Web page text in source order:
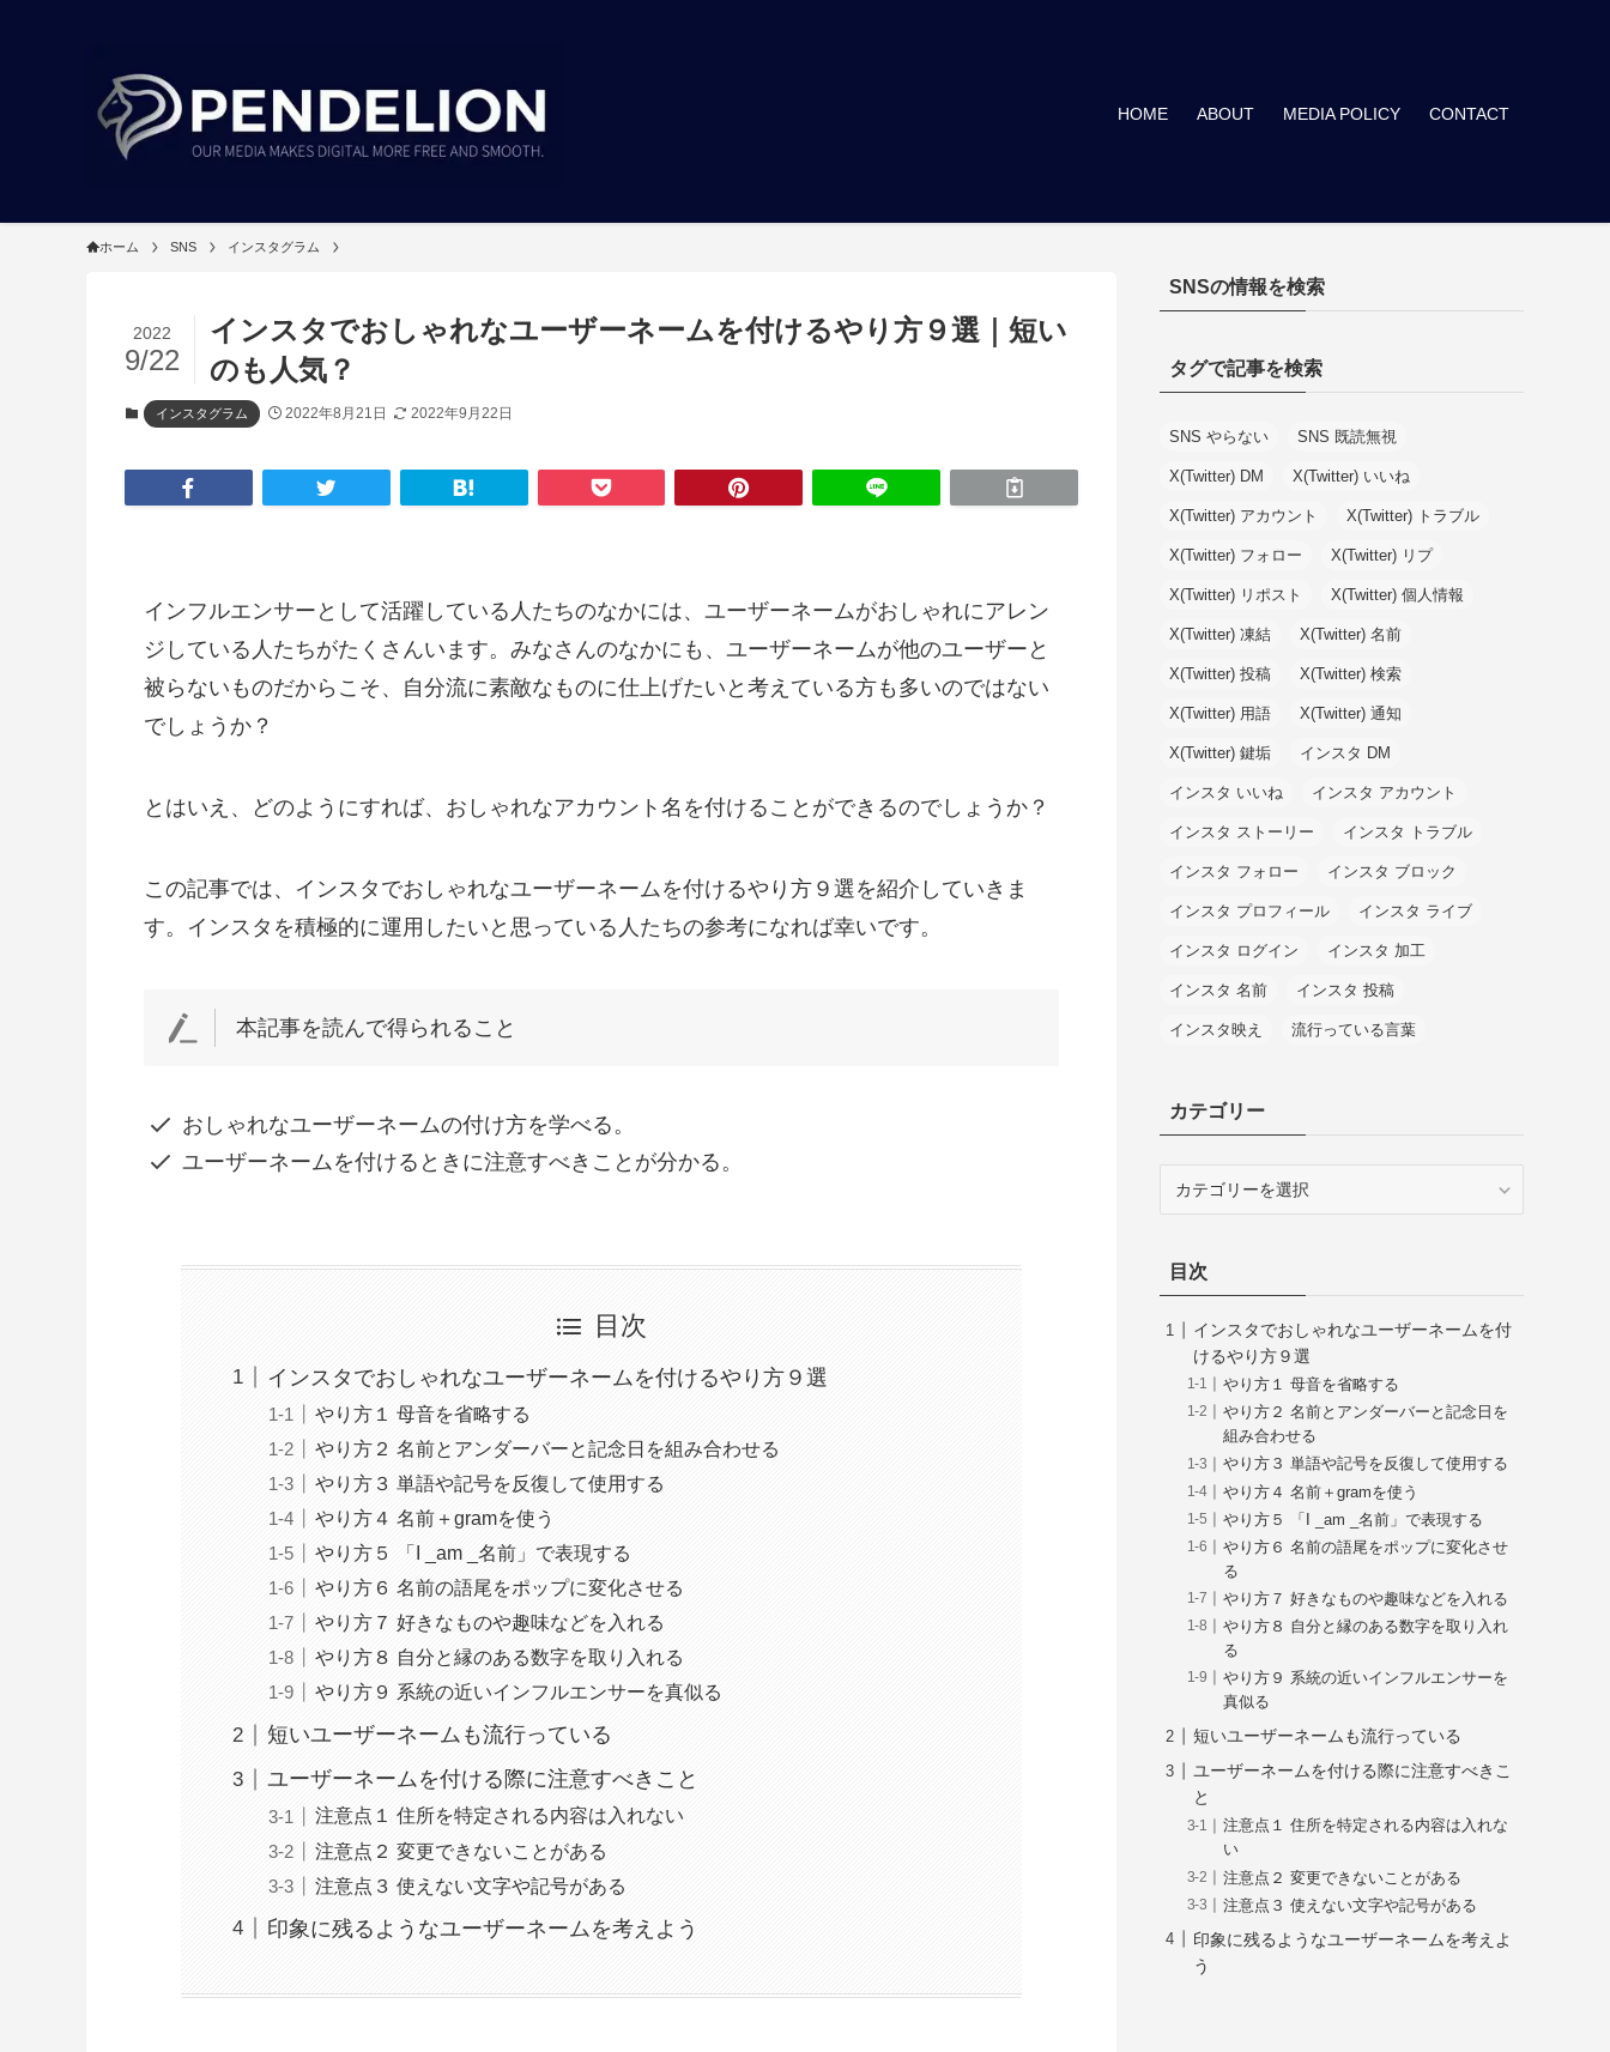
HOME ABOUT MEDIA POLICY CONTACT
ホーム SNS インスタグラム
インスタでおしゃれなユーザーネームを付けるやり方９選｜短い
のも人気？
2022
9/22
インスタグラム 2022年8月21日 2022年9月22日
インフルエンサーとして活躍している人たちのなかには、ユーザーネームがおしゃれにアレン
ジしている人たちがたくさんいます。みなさんのなかにも、ユーザーネームが他のユーザーと
被らないものだからこそ、自分流に素敵なものに仕上げたいと考えている方も多いのではない
でしょうか？
とはいえ、どのようにすれば、おしゃれなアカウント名を付けることができるのでしょうか？
この記事では、インスタでおしゃれなユーザーネームを付けるやり方９選を紹介していきま
す。インスタを積極的に運用したいと思っている人たちの参考になれば幸いです。
本記事を読んで得られること
おしゃれなユーザーネームの付け方を学べる。
ユーザーネームを付けるときに注意すべきことが分かる。
目次
インスタでおしゃれなユーザーネームを付けるやり方９選
やり方１ 母音を省略する
やり方２ 名前とアンダーバーと記念日を組み合わせる
やり方３ 単語や記号を反復して使用する
やり方４ 名前＋gramを使う
やり方５ 「I _am _名前」で表現する
やり方６ 名前の語尾をポップに変化させる
やり方７ 好きなものや趣味などを入れる
やり方８ 自分と縁のある数字を取り入れる
やり方９ 系統の近いインフルエンサーを真似る
短いユーザーネームも流行っている
ユーザーネームを付ける際に注意すべきこと
注意点１ 住所を特定される内容は入れない
注意点２ 変更できないことがある
注意点３ 使えない文字や記号がある
印象に残るようなユーザーネームを考えよう
SNSの情報を検索
タグで記事を検索
SNS やらない SNS 既読無視
X(Twitter) DM X(Twitter) いいね
X(Twitter) アカウント X(Twitter) トラブル
X(Twitter) フォロー X(Twitter) リプ
X(Twitter) リポスト X(Twitter) 個人情報
X(Twitter) 凍結 X(Twitter) 名前
X(Twitter) 投稿 X(Twitter) 検索
X(Twitter) 用語 X(Twitter) 通知
X(Twitter) 鍵垢 インスタ DM
インスタ いいね インスタ アカウント
インスタ ストーリー インスタ トラブル
インスタ フォロー インスタ ブロック
インスタ プロフィール インスタ ライブ
インスタ ログイン インスタ 加工
インスタ 名前 インスタ 投稿
インスタ映え 流行っている言葉
カテゴリー
ー目次
インスタでおしゃれなユーザーネームを付
けるやり方９選
やり方１ 母音を省略する
やり方２ 名前とアンダーバーと記念日を
組み合わせる
やり方３ 単語や記号を反復して使用する
やり方４ 名前＋gramを使う
やり方５ 「I _am _名前」で表現する
やり方６ 名前の語尾をポップに変化させ
る
やり方７ 好きなものや趣味などを入れる
やり方８ 自分と縁のある数字を取り入れ
る
やり方９ 系統の近いインフルエンサーを
真似る
短いユーザーネームも流行っている
ユーザーネームを付ける際に注意すべきこ
と
注意点１ 住所を特定される内容は入れな
い
注意点２ 変更できないことがある
注意点３ 使えない文字や記号がある
印象に残るようなユーザーネームを考えよ
う